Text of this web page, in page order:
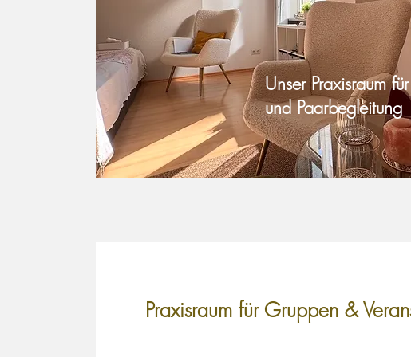
Unser Praxisraum
und Paarbegleitung
Praxisraum für Gruppen &